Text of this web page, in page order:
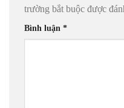
trường bắt buộc được
Bình luận *